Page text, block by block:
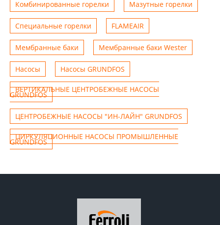
Комбинированные горелки Мазутные горелки
Специальные горелки FLAMEAIR
Мембранные баки Мембранные баки Wester
Насосы Насосы GRUNDFOS
ВЕРТИКАЛЬНЫЕ ЦЕНТРОБЕЖНЫЕ НАСОСЫ
GRUNDFOS
ЦЕНТРОБЕЖНЫЕ НАСОСЫ "ИН-ЛАЙН" GRUNDFOS
ЦИРКУЛЯЦИОННЫЕ НАСОСЫ ПРОМЫШЛЕННЫЕ
GRUNDFOS